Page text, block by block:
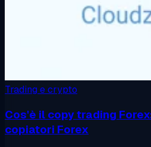
Trading e crypto
Cos'è il copy trading
copiatori Forex